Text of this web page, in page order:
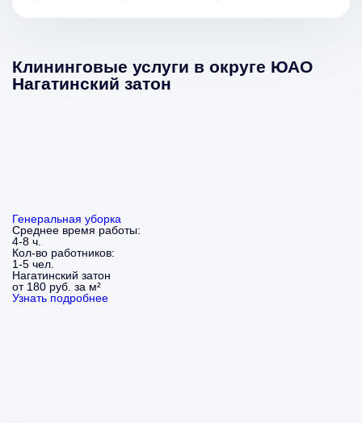
Клининговые услуги в округе ЮАО
Нагатинский затон
Генеральная уборка
Среднее время работы:
4-8 ч.
Кол-во работников:
1-5 чел.
Нагатинский затон
от 180 руб. за м²
Узнать подробнее